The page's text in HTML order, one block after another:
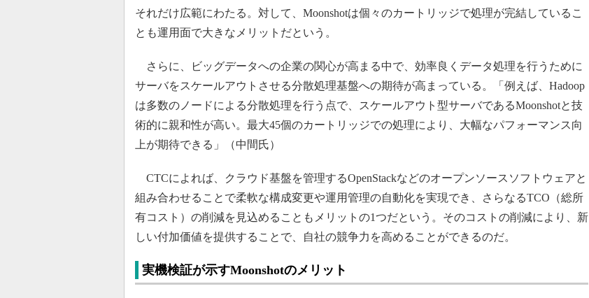
それだけ広範にわたる。対して、Moonshotは個々のカートリッジで処理が完結しているこ
とも運用面で大きなメリットだという。
さらに、ビッグデータへの企業の関心が高まる中で、効率良くデータ処理を行うために
サーバをスケールアウトさせる分散処理基盤への期待が高まっている。「例えば、Hadoop
は多数のノードによる分散処理を行う点で、スケールアウト型サーバであるMoonshotと技
術的に親和性が高い。最大45個のカートリッジでの処理により、大幅なパフォーマンス向
上が期待できる」（中間氏）
CTCによれば、クラウド基盤を管理するOpenStackなどのオープンソースソフトウェアと
組み合わせることで柔軟な構成変更や運用管理の自動化を実現でき、さらなるTCO（総所
有コスト）の削減を見込めることもメリットの1つだという。そのコストの削減により、新
しい付加価値を提供することで、自社の競争力を高めることができるのだ。
実機検証が示すMoonshotのメリット